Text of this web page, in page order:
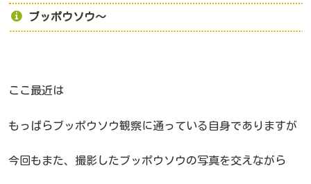
ブッポウソウ～
ここ最近は
もっぱらブッポウソウ観察に通っている自身でありますが
今回もまた、撮影したブッポウソウの写真を交えながら